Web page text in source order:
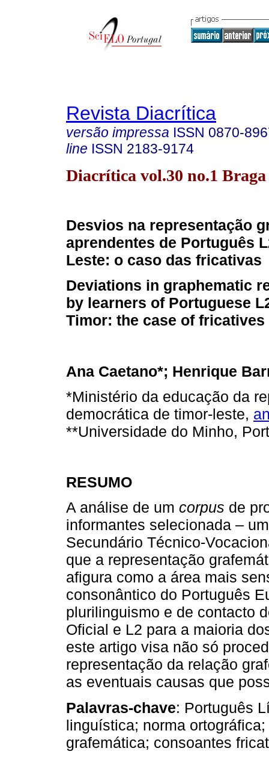
Revista Diacrítica
versão impressa ISSN 0870-
line ISSN 2183-9174
Diacrítica vol.30 no.1
Desvios na representação
aprendentes de Português
Leste: o caso das fricativas
Deviations in graphematic
by learners of Portuguese
Timor: the case of fricatives
Ana Caetano*; Henrique
*Ministério da educação da
democrática de timor-leste,
**Universidade do Minho,
RESUMO
A análise de um corpus de
informantes selecionada –
Secundário Técnico-
que a representação
afigura como a área mais
consonântico do Português
plurilinguismo e de contacto
Oficial e L2 para a maioria
este artigo visa não só
representação da relação
as eventuais causas que
Palavras-chave: Português
linguística; norma
grafemática; consoantes